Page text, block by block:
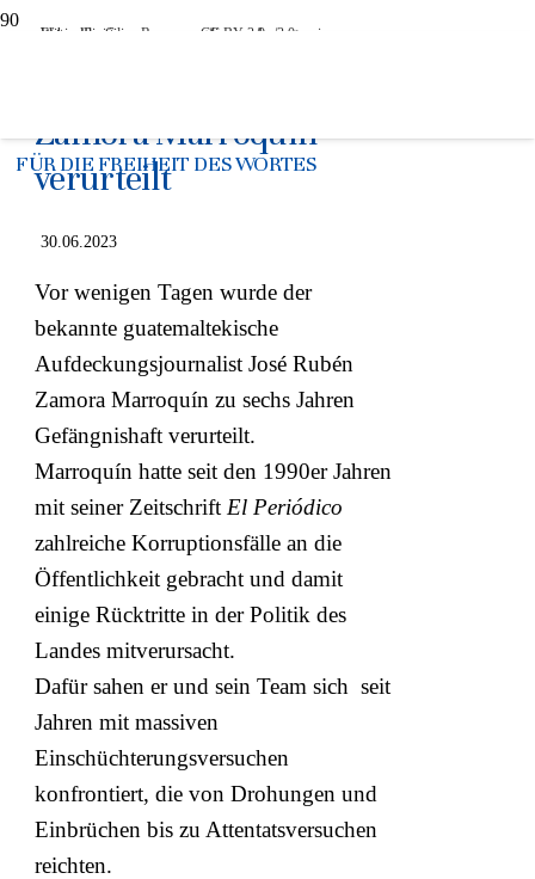
FÜR DIE FREIHEIT DES WORTES
Foto: elPeriódico Recursos, CC BY 3.0 <https://creativecommons.org/licenses/by/3.0>, via Wikimedia Commons
Zamora Marroquín
verurteilt
30.06.2023
Vor wenigen Tagen wurde der
bekannte guatemaltekische
Aufdeckungsjournalist José Rubén
Zamora Marroquín zu sechs Jahren
Gefängnishaft verurteilt.
Marroquín hatte seit den 1990er Jahren
mit seiner Zeitschrift El Periódico
zahlreiche Korruptionsfälle an die
Öffentlichkeit gebracht und damit
einige Rücktritte in der Politik des
Landes mitverursacht.
Dafür sahen er und sein Team sich seit
Jahren mit massiven
Einschüchterungsversuchen
konfrontiert, die von Drohungen und
Einbrüchen bis zu Attentatsversuchen
reichten.